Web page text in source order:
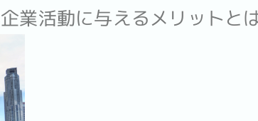
業活動に与えるメリットと